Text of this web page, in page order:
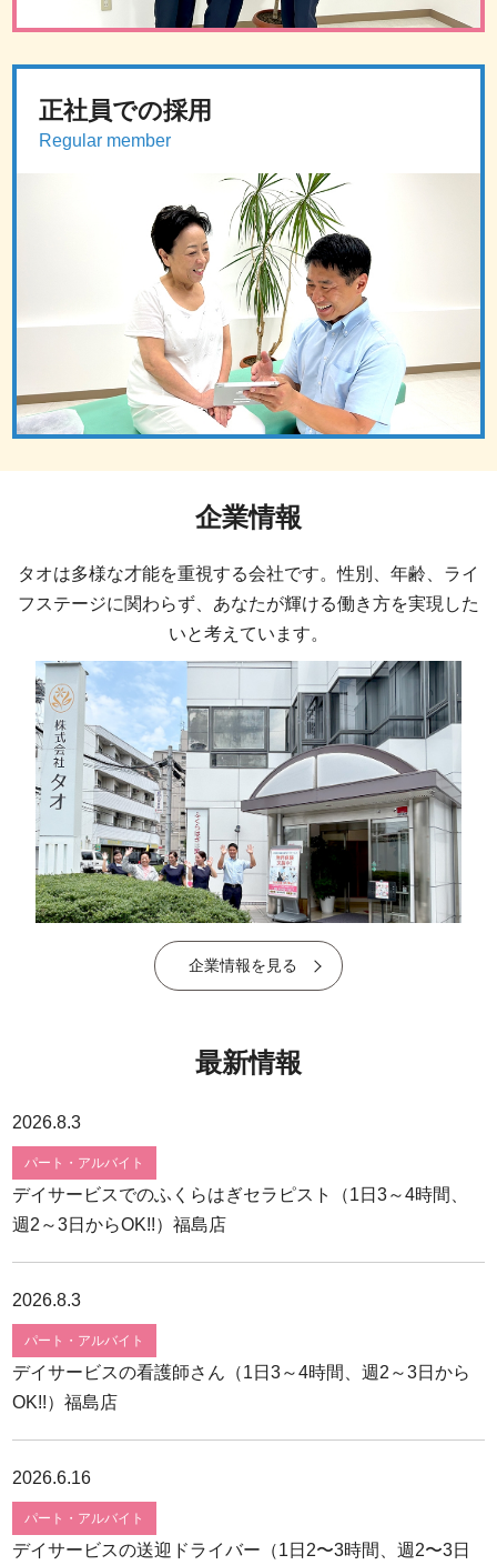
正社員での採用
Regular member
企業情報
タオは多様な才能を重視する会社です。性別、年齢、ライ
フステージに関わらず、 あなたが輝ける働き方を実現した
いと考えています。
企業情報を見る
最新情報
2026.8.3
パート・アルバイト
デイサービスでのふくらはぎセラピスト（1日3～4時間、
週2～3日からOK!!）福島店
2026.8.3
パート・アルバイト
デイサービスの看護師さん（1日3～4時間、週2～3日から
OK!!）福島店
2026.6.16
パート・アルバイト
デイサービスの送迎ドライバー（1日2〜3時間、週2〜3日